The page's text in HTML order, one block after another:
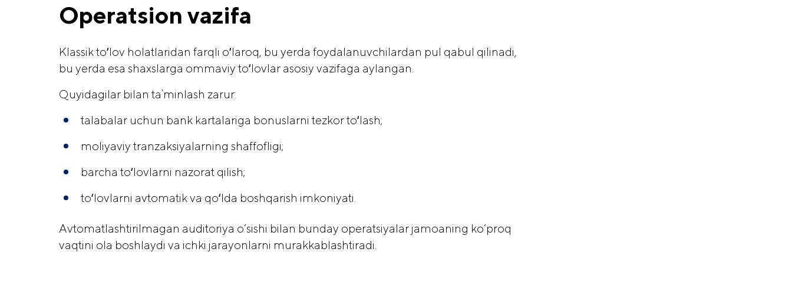
Operatsion vazifa
Klassik toʻlov holatlaridan farqli oʻlaroq, bu yerda foydalanuvchilardan pul qabul qilinadi,
bu yerda esa shaxslarga ommaviy toʻlovlar asosiy vazifaga aylangan.
Quyidagilar bilan taʼminlash zarur:
talabalar uchun bank kartalariga bonuslarni tezkor toʻlash;
moliyaviy tranzaksiyalarning shaffofligi;
barcha toʻlovlarni nazorat qilish;
toʻlovlarni avtomatik va qoʻlda boshqarish imkoniyati.
Avtomatlashtirilmagan auditoriya o‘sishi bilan bunday operatsiyalar jamoaning ko‘proq
vaqtini ola boshlaydi va ichki jarayonlarni murakkablashtiradi.